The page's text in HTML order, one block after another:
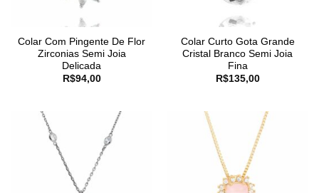
Colar Com Pingente De Flor
Zirconias Semi Joia
Delicada
R$94,00
Colar Curto Gota Grande
Cristal Branco Semi Joia
Fina
R$135,00